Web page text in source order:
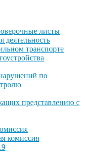
листы
деятельность
транспорте
по
представлению с
комиссия